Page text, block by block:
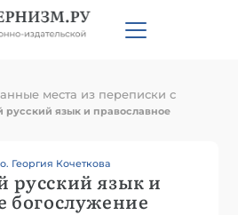
места из переписки с
язык и православное
Георгия Кочеткова
русский язык и
богослужение